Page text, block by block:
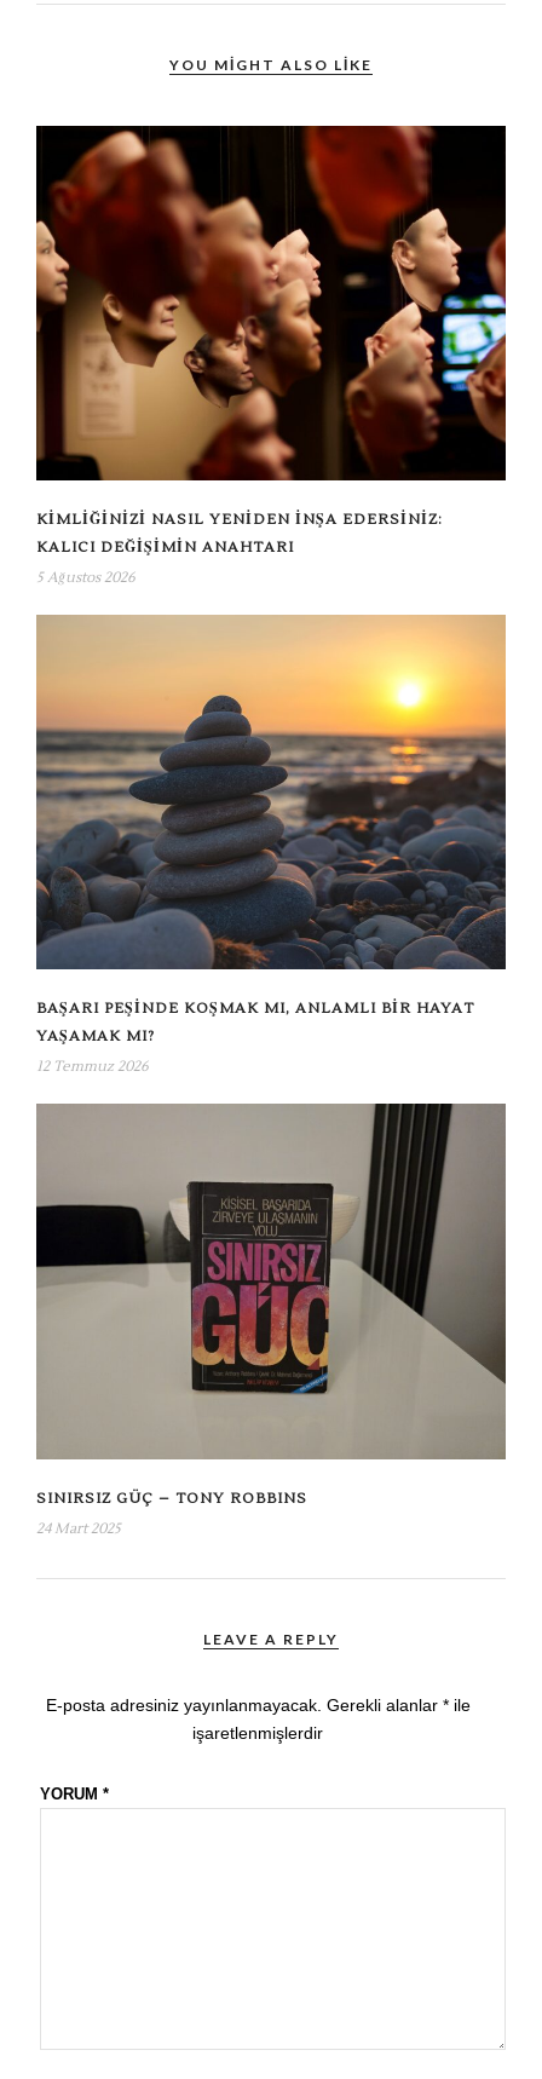
YOU MIGHT ALSO LIKE
KIMLIĞINIZI NASIL YENIDEN İNŞA EDERSINIZ:
KALICI DEĞIŞIMIN ANAHTARI
5 Ağustos 2026
BAŞARI PEŞINDE KOŞMAK MI, ANLAMLI BIR HAYAT
YAŞAMAK MI?
12 Temmuz 2026
SINIRSIZ GÜÇ – TONY ROBBINS
24 Mart 2025
LEAVE A REPLY
E-posta adresiniz yayınlanmayacak. Gerekli alanlar *ile
işaretlenmişlerdir
YORUM *